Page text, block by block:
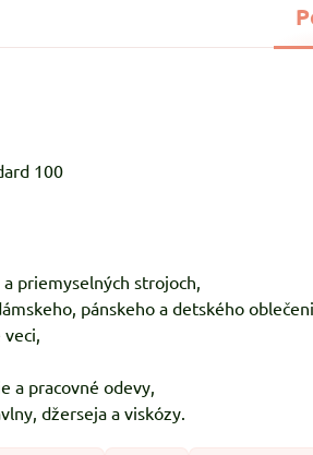
100
priemyselných strojoch,
pánskeho a detského
a pracovné odevy,
džerseja a viskózy.